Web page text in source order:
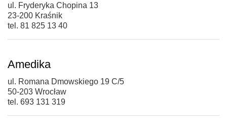
ul. Fryderyka Chopina 13
23-200 Kraśnik
tel. 81 825 13 40
Amedika
ul. Romana Dmowskiego 19 C/5
50-203 Wrocław
tel. 693 131 319